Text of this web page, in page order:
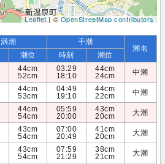
Leaflet| ©OpenStreetMap contributors
満潮 干潮
潮名
潮位 時刻
潮位
44cm
52cm
03:29
18:10
44cm
24cm
中潮
44cm
53cm
04:49
19:10
44cm
22cm
中潮
44cm
54cm
05:59
20:00
43cm
20cm
大潮
43cm
54cm
07:00
20:49
41cm
20cm
大潮
43cm
54cm
07:59
21:29
38cm
21cm
大潮